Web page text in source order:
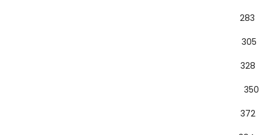
283
305
328
350
372